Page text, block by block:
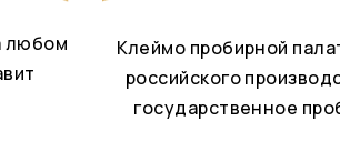
любом
Клеймо пробирной
российского
государственное